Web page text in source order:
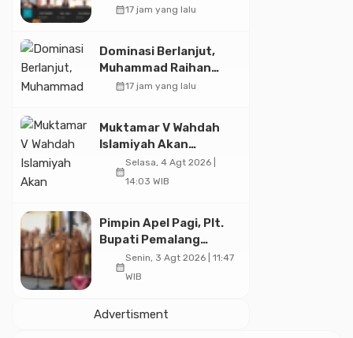
Merana? Ini Temuan
calendar_month17 jam yang lalu
Dominasi Berlanjut,
Muhammad Raihan
Fadila Sabet Emas
Open 2026
calendar_month17 jam yang lalu
Muktamar V Wahdah
Islamiyah Akan
Kukuhkan 10.000 Guru
Al-Qur’an di Masjid
calendar_month
Selasa, 4 Agt 2026 |
14:03 WIB
Pimpin Apel Pagi, Plt.
Bupati Pemalang
Tekankan Disiplin dan
Soliditas ASN untuk
calendar_month
Senin, 3 Agt 2026 | 11:47
WIB
Advertisment